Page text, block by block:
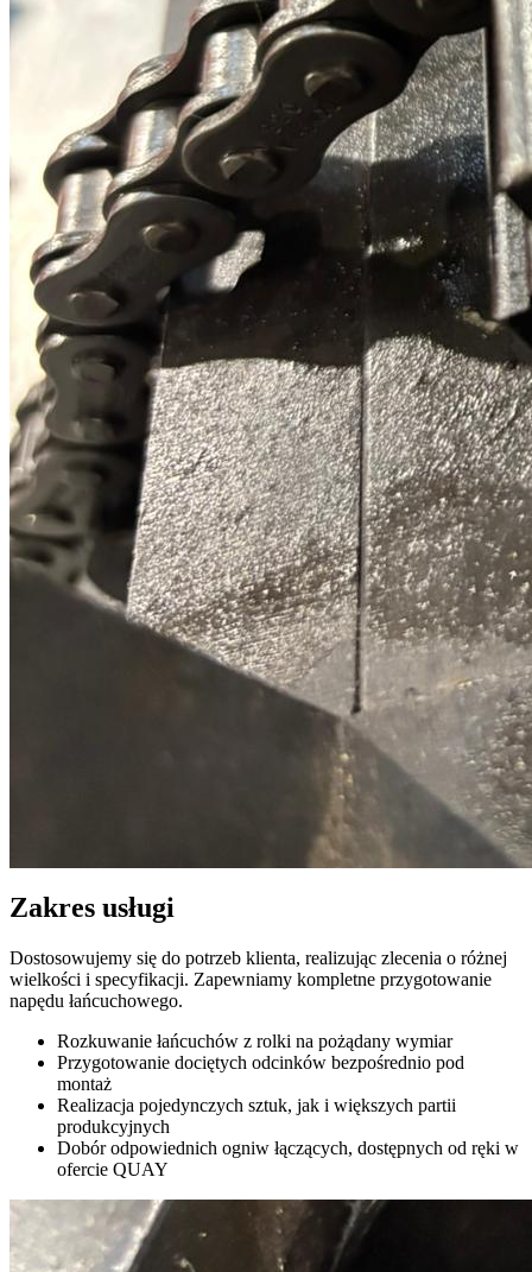
Zakres usługi
Dostosowujemy się do potrzeb klienta, realizując zlecenia o różnej
wielkości i specyfikacji. Zapewniamy kompletne przygotowanie
napędu łańcuchowego.
Rozkuwanie łańcuchów z rolki na pożądany wymiar
Przygotowanie dociętych odcinków bezpośrednio pod
montaż
Realizacja pojedynczych sztuk, jak i większych partii
produkcyjnych
Dobór odpowiednich ogniw łączących, dostępnych od ręki w
ofercie QUAY